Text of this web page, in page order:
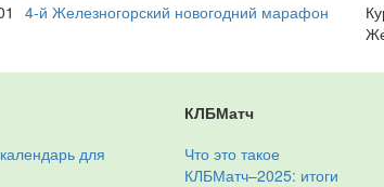
4-й Железногорский новогодний марафон
календарь для
КЛБМатч
Что это такое
КЛБМатч–2025: итоги